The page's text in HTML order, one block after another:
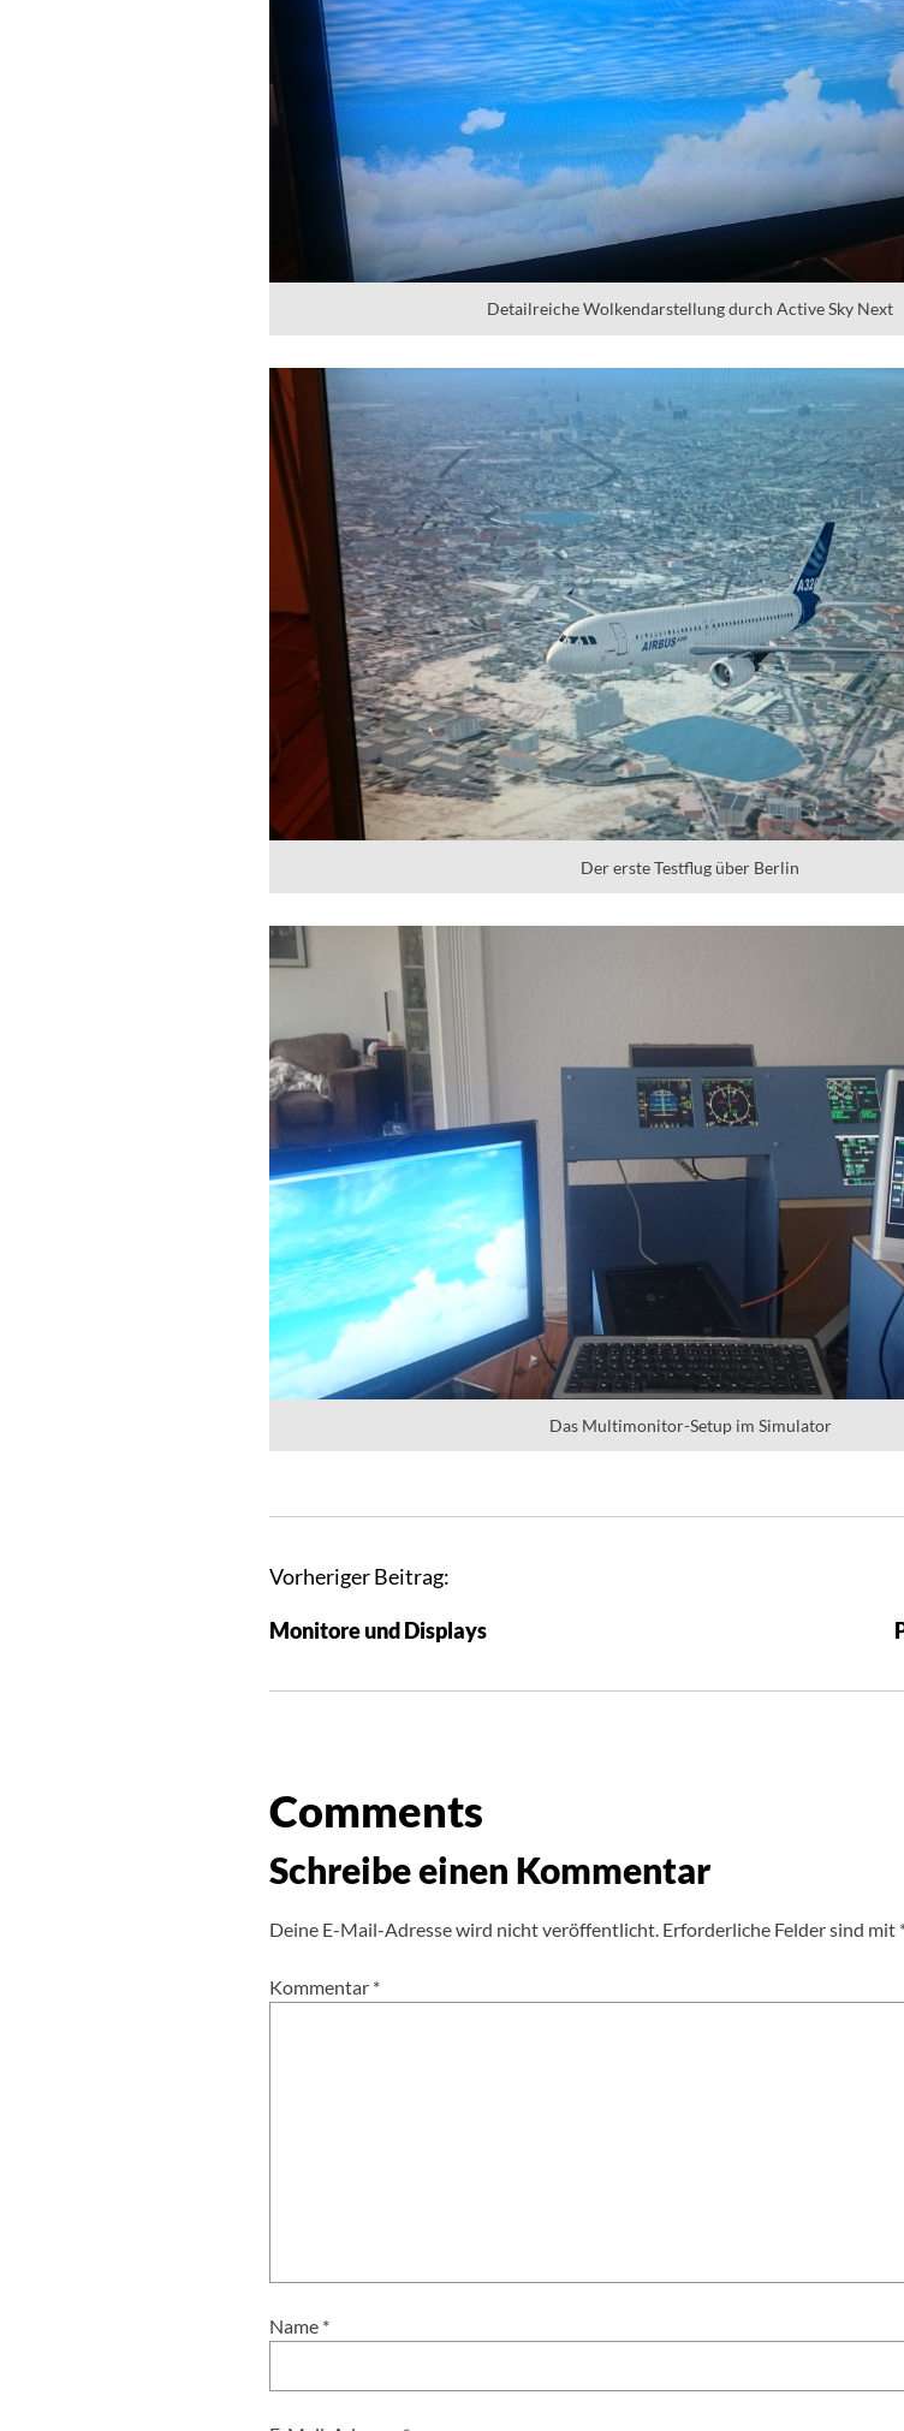
Detailreiche Wolkendarstellung durch Active Sky Next
Der erste Testflug über Berlin
Das Multimonitor-Setup im Simulator
Vorheriger Beitrag:
Monitore und Displays
Comments
Schreibe einen Kommentar
Deine E-Mail-Adresse wird nicht veröffentlicht. Erforderliche Felder sind mit
Kommentar *
Name *